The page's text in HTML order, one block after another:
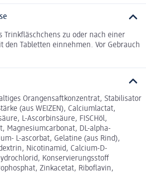
Trinkfläschchens zu oder nach einer
den Tabletten einnehmen. Vor Gebrauch
Orangensaftkonzentrat, Stabilisator
(aus WEIZEN), Calciumlactat,
L-Ascorbinsäure, FISCHöl,
Magnesiumcarbonat, DL-alpha-
L-ascorbat, Gelatine (aus Rind),
Nicotinamid, Calcium-D-
Konservierungsstoff
Zinkacetat, Riboflavin,